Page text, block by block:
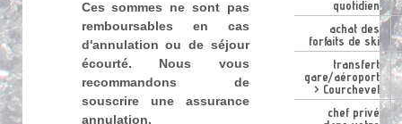
Ces sommes ne sont pas
remboursables en cas
d'annulation ou de séjour
écourté. Nous vous
recommandons de
souscrire une assurance
annulation.
quotidien
achat des
forfaits de ski
transfert
gare/aéroport
> Courchevel
chef privé